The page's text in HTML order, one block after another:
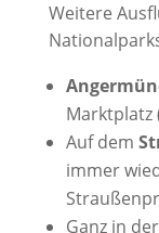
Weitere
Marktplatz
Auf dem
immer
Ganz in